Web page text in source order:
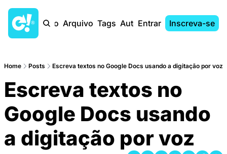
Início Arquivo Tags AutoresEntrar Inscreva-se
Home Posts Escreva textos no Google Docs usando a digitação por voz
Escreva textos no
Google Docs usando
a digitação por voz